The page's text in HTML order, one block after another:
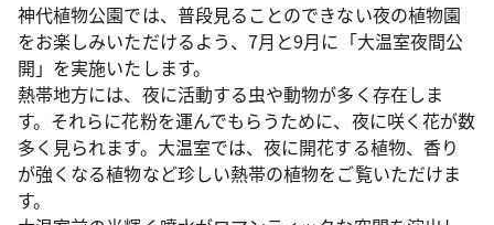
神代植物公園では、普段見ることのできない夜の植物園
をお楽しみいただけるよう、7月と9月に「大温室夜間公
開」を実施いたします。
熱帯地方には、夜に活動する虫や動物が多く存在しま
す。それらに花粉を運んでもらうために、夜に咲く花が数
多く見られます。大温室では、夜に開花する植物、香り
が強くなる植物など珍しい熱帯の植物をご覧いただけま
す。